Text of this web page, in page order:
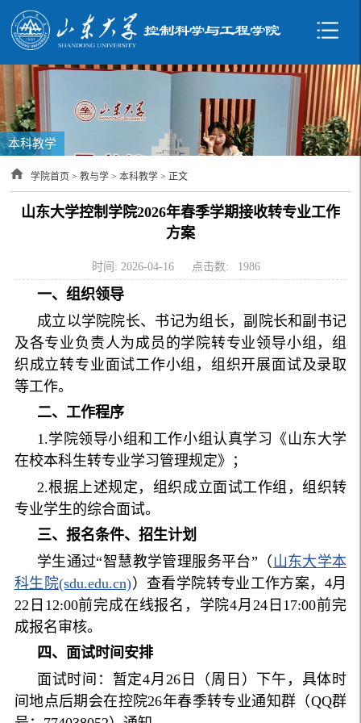
本科教学
学院首页 >教与学 >本科教学 > 正文
山东大学控制学院2026年春季学期接收转专业工作
方案
时间: 2026-04-16 点击数: 1986
一、组织领导
成立以学院院长、书记为组长，副院长和副书记
及各专业负责人为成员的学院转专业领导小组，组
织成立转专业面试工作小组，组织开展面试及录取
等工作。
二、工作程序
1.学院领导小组和工作小组认真学习《山东大学
在校本科生转专业学习管理规定》；
2.根据上述规定，组织成立面试工作组，组织转
专业学生的综合面试。
三、报名条件、招生计划
学生通过“智慧教学管理服务平台”（ 山东大学本
科生院(sdu.edu.cn)）查看学院转专业工作方案，4月
22日12:00前完成在线报名，学院4月24日17:00前完
成报名审核。
四、面试时间安排
面试时间：暂定4月26日（周日）下午，具体时
间地点后期会在控院26年春季转专业通知群（QQ群